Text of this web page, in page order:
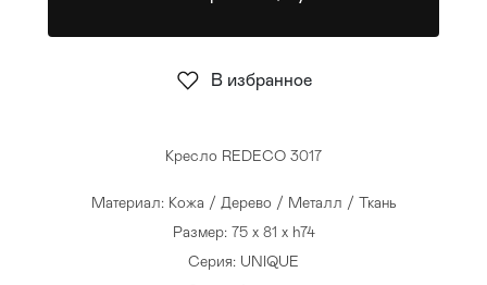
Стулья >
Кресло REDECO 3017
Материал: Кожа / Дерево / Металл / Ткань
Размер: 75 x 81 x h74
Серия: UNIQUE
В избранное